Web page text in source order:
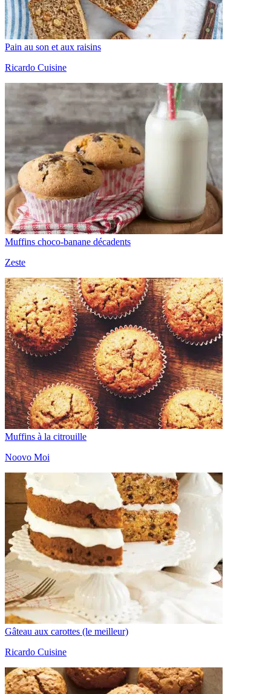
Pain au son et aux raisins
Ricardo Cuisine
Muffins choco-banane décadents
Zeste
Muffins à la citrouille
Noovo Moi
Gâteau aux carottes (le meilleur)
Ricardo Cuisine